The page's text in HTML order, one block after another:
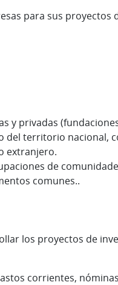
para sus
y privadas
del territorio nacional,
extranjero.
de
comunes..
los proyectos de
corrientes,